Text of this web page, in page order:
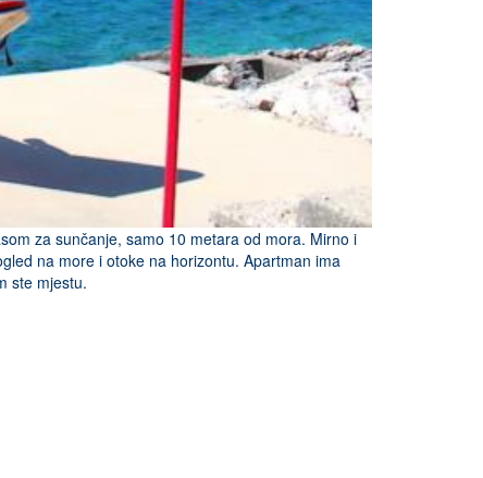
za sunčanje, samo 10 metara od mora. Mirno i
na more i otoke na horizontu. Apartman ima
ste mjestu.